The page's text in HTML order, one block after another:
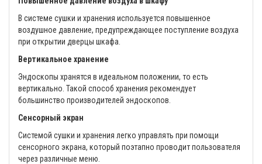
В системе сушки и хранения используется повышенное
воздушное давление, предупреждающее поступление воздуха
при открытии дверцы шкафа.
Вертикальное хранение
Эндоскопы хранятся в идеальном положении, то есть
вертикально. Такой способ хранения рекомендует
большинство производителей эндоскопов.
Сенсорный экран
Системой сушки и хранения легко управлять при помощи
сенсорного экрана, который поэтапно проводит пользователя
через различные меню.